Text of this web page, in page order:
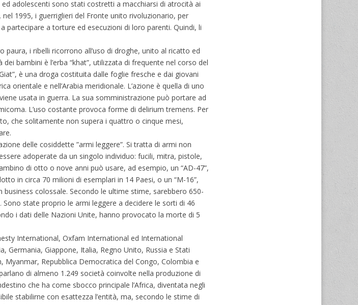
adolescenti sono stati costretti a macchiarsi di atrocità ai
1995, i guerriglieri del Fronte unito rivoluzionario, per
partecipare a torture ed esecuzioni di loro parenti. Quindi, li
i ribelli ricorrono all’uso di droghe, unito al ricatto ed
bambini è l’erba “khat”, utilizzata di frequente nel corso del
è una droga costituita dalle foglie fresche e dai giovani
orientale e nell’Arabia meridionale. L’azione è quella di uno
usata in guerra. La sua somministrazione può portare ad
L’uso costante provoca forme di delirium tremens. Per
che solitamente non supera i quattro o cinque mesi,
delle cosiddette ”armi leggere”. Si tratta di armi non
adoperate da un singolo individuo: fucili, mitra, pistole,
di otto o nove anni può usare, ad esempio, un “AD-47”,
in circa 70 milioni di esemplari in 14 Paesi, o un “M-16”,
colossale. Secondo le ultime stime, sarebbero 650-
state proprio le armi leggere a decidere le sorti di 46
i dati delle Nazioni Unite, hanno provocato la morte di 5
International, Oxfam International ed International
Germania, Giappone, Italia, Regno Unito, Russia e Stati
Repubblica Democratica del Congo, Colombia e
di almeno 1.249 società coinvolte nella produzione di
che ha come sbocco principale l’Africa, diventata negli
stabilirne con esattezza l’entità, ma, secondo le stime di